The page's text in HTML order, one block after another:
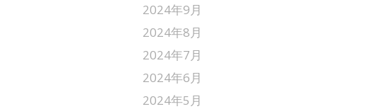
2024年9月
2024年8月
2024年7月
2024年6月
2024年5月